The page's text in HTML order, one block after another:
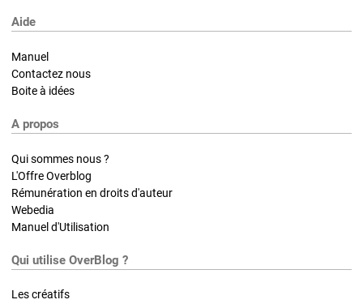
Aide
Manuel
Contactez nous
Boite à idées
A propos
Qui sommes nous ?
L'Offre Overblog
Rémunération en droits d'auteur
Webedia
Manuel d'Utilisation
Qui utilise OverBlog ?
Les créatifs